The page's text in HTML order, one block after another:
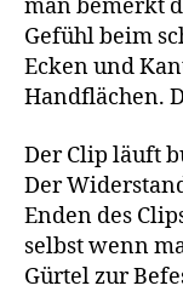
man bemerkt
Gefühl beim
Ecken und
Handflächen.
Der Clip läuft
Der
Enden des
selbst wenn
Gürtel zur